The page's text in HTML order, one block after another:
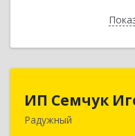
ИП Семчук
Радужный628464,